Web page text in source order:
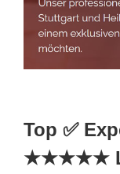
Top ✅
★★★★★